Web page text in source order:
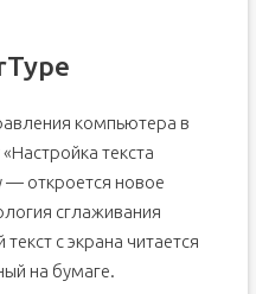
компьютера в
текста
— откроется новое
сглаживания
с экрана читается
на бумаге.